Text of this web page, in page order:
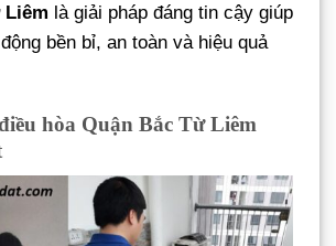
Liêm là giải pháp đáng tin cậy giúp
bền bỉ, an toàn và hiệu quả
hòa Quận Bắc Từ Liêm